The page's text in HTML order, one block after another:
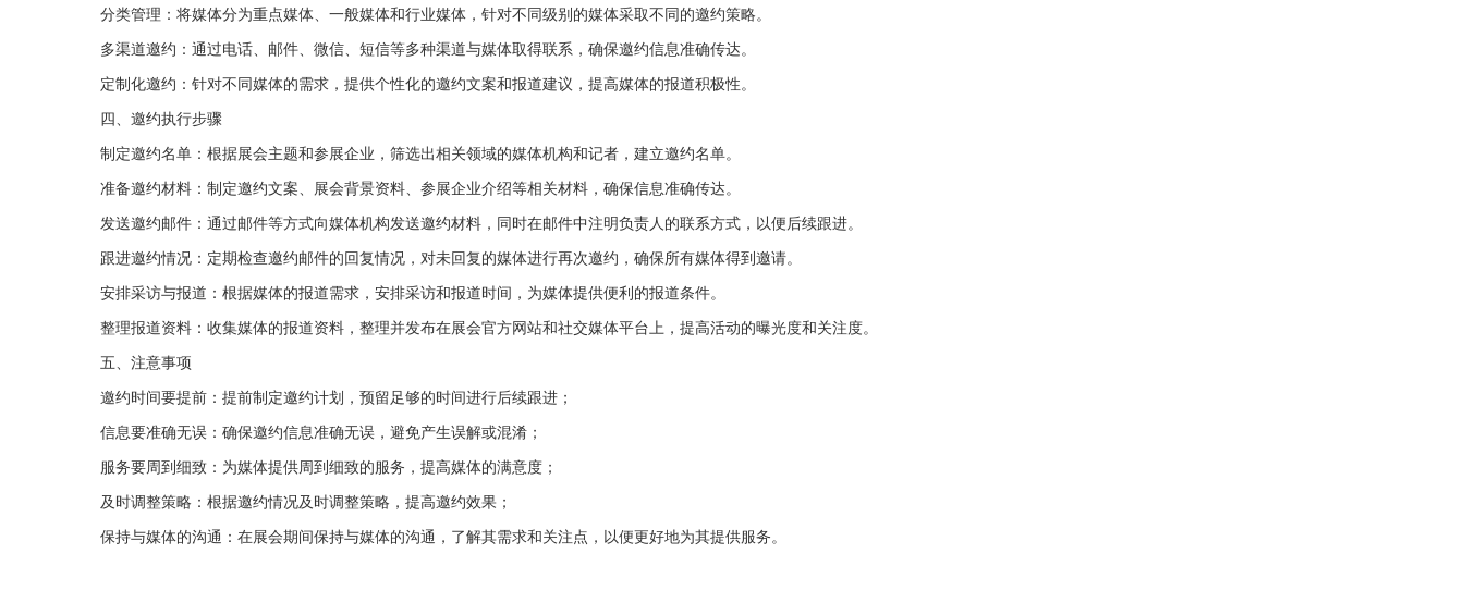
分类管理：将媒体分为重点媒体、一般媒体和行业媒体，针对不同级别的媒体采取不同的邀约策略。
多渠道邀约：通过电话、邮件、微信、短信等多种渠道与媒体取得联系，确保邀约信息准确传达。
定制化邀约：针对不同媒体的需求，提供个性化的邀约文案和报道建议，提高媒体的报道积极性。
四、邀约执行步骤
制定邀约名单：根据展会主题和参展企业，筛选出相关领域的媒体机构和记者，建立邀约名单。
准备邀约材料：制定邀约文案、展会背景资料、参展企业介绍等相关材料，确保信息准确传达。
发送邀约邮件：通过邮件等方式向媒体机构发送邀约材料，同时在邮件中注明负责人的联系方式，以便后续跟进。
跟进邀约情况：定期检查邀约邮件的回复情况，对未回复的媒体进行再次邀约，确保所有媒体得到邀请。
安排采访与报道：根据媒体的报道需求，安排采访和报道时间，为媒体提供便利的报道条件。
整理报道资料：收集媒体的报道资料，整理并发布在展会官方网站和社交媒体平台上，提高活动的曝光度和关注度。
五、注意事项
邀约时间要提前：提前制定邀约计划，预留足够的时间进行后续跟进；
信息要准确无误：确保邀约信息准确无误，避免产生误解或混淆；
服务要周到细致：为媒体提供周到细致的服务，提高媒体的满意度；
及时调整策略：根据邀约情况及时调整策略，提高邀约效果；
保持与媒体的沟通：在展会期间保持与媒体的沟通，了解其需求和关注点，以便更好地为其提供服务。